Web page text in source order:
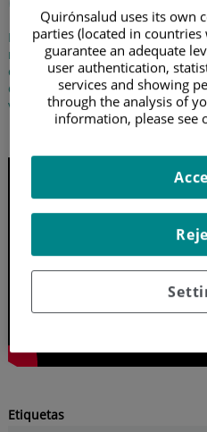
El doctor Giacomo de Benedetti,
nos explica en qué consiste la
corrige problemas de miopía,
que normalmente es
volver a su casa en el mismo día
Etiquetas
Quirónsalud uses its own
parties (located in
guarantee an adequate
user authentication,
services and showing
through the analysis of
information, please see